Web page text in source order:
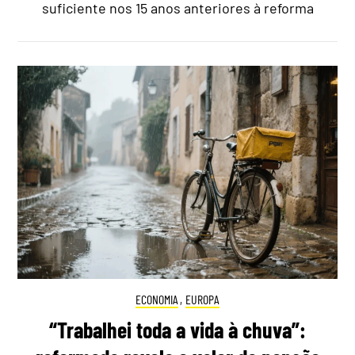
suficiente nos 15 anos anteriores à reforma
ECONOMIA , EUROPA
“Trabalhei toda a vida à chuva”: